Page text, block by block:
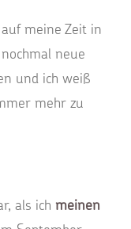
meine Zeit in
neue
und ich weiß
mehr zu
als ich meinen